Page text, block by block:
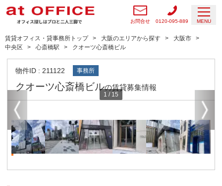
お問合せ 0120-095-889 MENU
賃貸オフィス・貸事務所トップ 大阪のエリアから探す
大阪市
中央区
心斎橋駅 クオーツ心斎橋ビル
物件ID : 211122 事務所
クオーツ心斎橋ビルの賃貸募集情報
1 / 15